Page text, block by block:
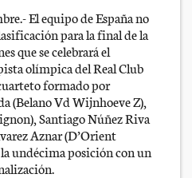
El equipo de España no
para la final de la
que se celebrará el
olímpica del Real Club
formado por
(Belano Vd Wijnhoeve Z),
Santiago Núñez Riva
Aznar (D’Orient
undécima posición con un